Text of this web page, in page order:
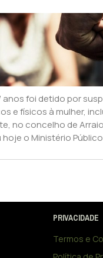
anos foi detido por
e físicos à mulher,
no concelho de
o Ministério Público
PRIVACIDADE
Termos e